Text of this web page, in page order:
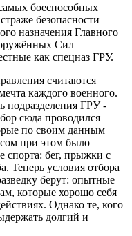
боеспособных
безопасности
назначения Главного
Сил
как спецназ ГРУ.
считаются
каждого военного.
подразделения ГРУ -
сюда проводился
по своим данным
при этом было
спорта: бег, прыжки с
Теперь условия отбора
берут: опытные
которые хорошо себя
Однако те, кого
долгий и